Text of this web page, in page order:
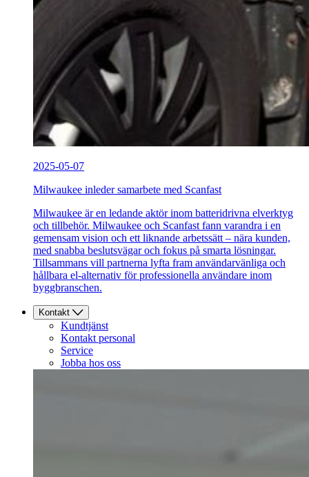
2025-05-07
Milwaukee inleder samarbete med Scanfast
Milwaukee är en ledande aktör inom batteridrivna elverktyg
och tillbehör. Milwaukee och Scanfast fann varandra i en
gemensam vision och ett liknande arbetssätt – nära kunden,
med snabba beslutsvägar och fokus på smarta lösningar.
Tillsammans vill partnerna lyfta fram användarvänliga och
hållbara el-alternativ för professionella användare inom
byggbranschen.
Kontakt
Kundtjänst
Kontakt personal
Service
Jobba hos oss